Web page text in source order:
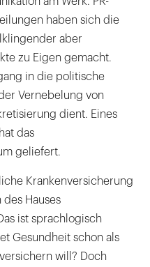
haben sich die
aber
zu Eigen gemacht.
in die politische
Vernebelung von
dient. Eines
das
geliefert.
Krankenversicherung
Hauses
ist sprachlogisch
Gesundheit schon als
will? Doch